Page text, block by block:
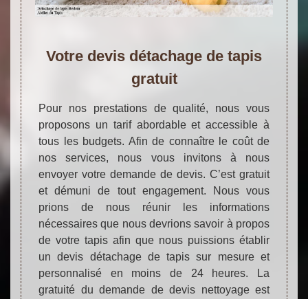
Votre devis détachage de tapis
gratuit
Pour nos prestations de qualité, nous vous
proposons un tarif abordable et accessible à
tous les budgets. Afin de connaître le coût de
nos services, nous vous invitons à nous
envoyer votre demande de devis. C’est gratuit
et démuni de tout engagement. Nous vous
prions de nous réunir les informations
nécessaires que nous devrions savoir à propos
de votre tapis afin que nous puissions établir
un devis détachage de tapis sur mesure et
personnalisé en moins de 24 heures. La
gratuité du demande de devis nettoyage est